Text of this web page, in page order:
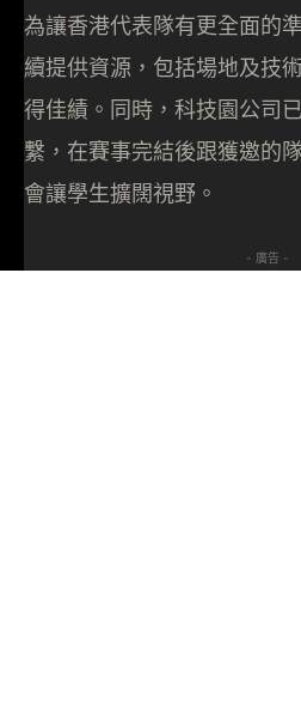
為讓香港代表隊有更全面的
續提供資源，包括場地及技
得佳績。同時，科技園公司
繫，在賽事完結後跟獲邀的
會讓學生擴闊視野。
- 廣告 -